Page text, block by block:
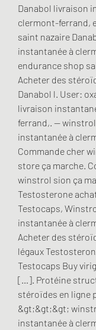
Danabol livraison
clermont-ferrand,
saint nazaire
instantanée à
endurance shop
Acheter des
Danabol l. User:
livraison
ferrand,. —
instantanée à
Commande cher
store ça marche.
winstrol sion ça
Testosterone
Testocaps,
instantanée à
Acheter des
légaux
Testocaps Buy
[…]. Protéine
stéroïdes en ligne
&gt;&gt;&gt;
instantanée à